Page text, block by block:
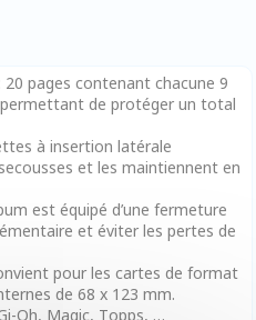
pages contenant chacune 9
de protéger un total
à insertion latérale
et les maintiennent en
est équipé d’une fermeture
et éviter les pertes de
pour les cartes de format
de 68 x 123 mm.
Oh, Magic, Topps, …